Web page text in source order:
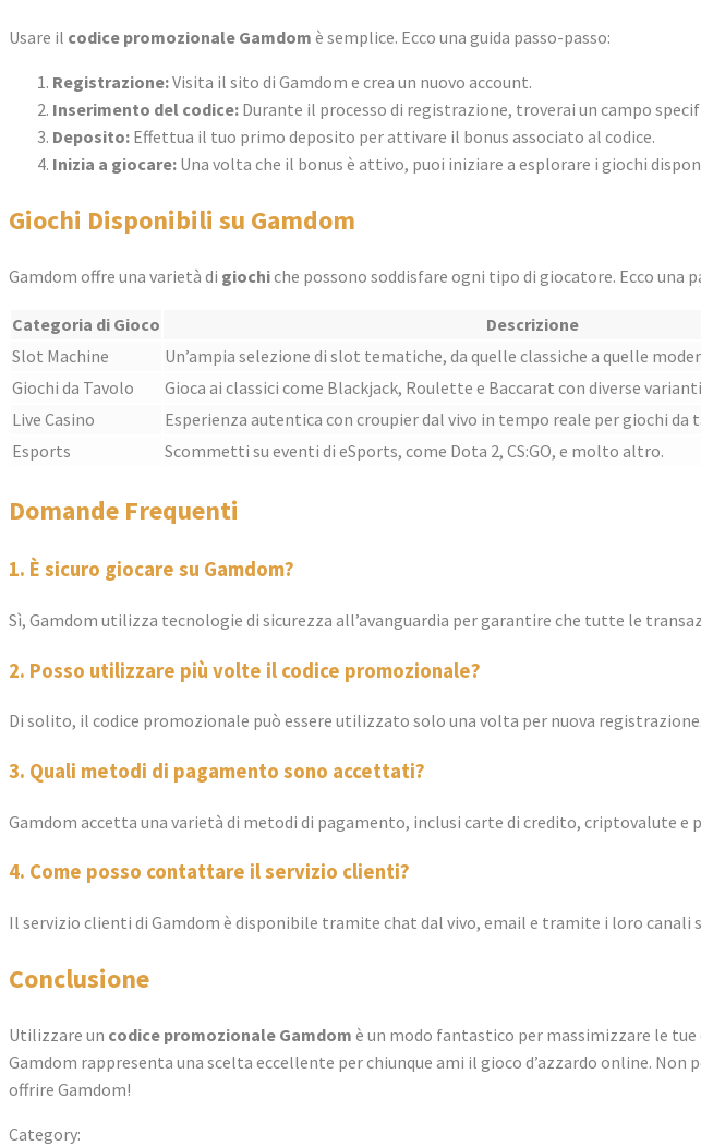
Usare il codice promozionale Gamdom è semplice. Ecco una guida passo-passo:
Registrazione:Visita il sito di Gamdom e crea un nuovo account.
Inserimento del codice: Durante il processo di registrazione, troverai un campo
Deposito: Effettua il tuo primo deposito per attivare il bonus associato al codice.
Inizia a giocare: Una volta che il bonus è attivo, puoi iniziare a esplorare i giochi
Giochi Disponibili su Gamdom
Gamdom offre una varietà di giochiche possono soddisfare ogni tipo di giocatore. Ecco una
Categoria di Gioco
Descrizione
Slot Machine
Un’ampia selezione di slot tematiche, da quelle classiche a quelle
Giochi da Tavolo
Gioca ai classici come Blackjack, Roulette e Baccarat con diverse
Live Casino
Esperienza autentica con croupier dal vivo in tempo reale per giochi
Esports
Scommetti su eventi di eSports, come Dota 2, CS:GO, e molto altro.
Domande Frequenti
1. È sicuro giocare su Gamdom?
Sì, Gamdom utilizza tecnologie di sicurezza all’avanguardia per garantire che tutte le
2. Posso utilizzare più volte il codice promozionale?
Di solito, il codice promozionale può essere utilizzato solo una volta per nuova
3. Quali metodi di pagamento sono accettati?
Gamdom accetta una varietà di metodi di pagamento, inclusi carte di credito, criptovalute
4. Come posso contattare il servizio clienti?
Il servizio clienti di Gamdom è disponibile tramite chat dal vivo, email e tramite i loro
Conclusione
Utilizzare un codice promozionale Gamdom è un modo fantastico per massimizzare le
Gamdom rappresenta una scelta eccellente per chiunque ami il gioco d’azzardo online.
offrire Gamdom!
Category: